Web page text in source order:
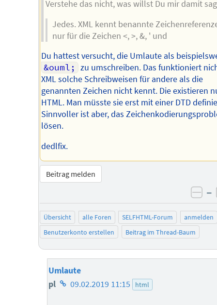
Verstehe das nicht, was willst Du mir damit
Jedes. XML kennt benannte
nur für die Zeichen <, >, &, ' und
Du hattest versucht, die Umlaute als
&ouml;
zu umschreiben. Das funktioniert
XML solche Schreibweisen für andere als die
genannten Zeichen nicht kennt. Die existieren
HTML. Man müsste sie erst mit einer DTD
Sinnvoller ist aber, das
lösen.
dedlfix.
Beitrag melden
–
Übersicht alle Foren SELFHTML-Forum
anmelden
Benutzerkonto erstellen
Beitrag im Thread-Baum
Umlaute
pl Homepage
09.02.2019 11:15 html